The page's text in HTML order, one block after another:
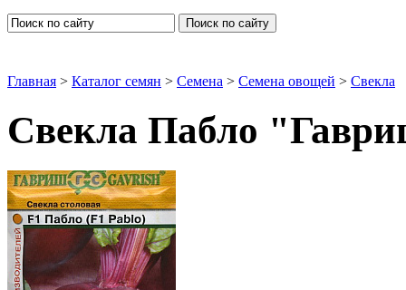
Поиск по сайту
Главная > Каталог семян > Семена > Семена овощей > Свекла
Свекла Пабло
Свекла